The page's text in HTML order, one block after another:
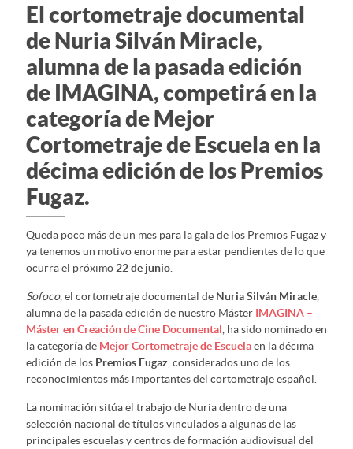
El cortometraje documental
de Nuria Silván Miracle,
alumna de la pasada edición
de IMAGINA, competirá en la
categoría de Mejor
Cortometraje de Escuela en la
décima edición de los Premios
Fugaz.
Queda poco más de un mes para la gala de los Premios Fugaz y
ya tenemos un motivo enorme para estar pendientes de lo que
ocurra el próximo 22 de junio.
Sofoco, el cortometraje documental de Nuria Silván Miracle,
alumna de la pasada edición de nuestro Máster IMAGINA –
Máster en Creación de Cine Documental , ha sido nominado en
la categoría de Mejor Cortometraje de Escuelaen la décima
edición de los Premios Fugaz , considerados uno de los
reconocimientos más importantes del cortometraje español.
La nominación sitúa el trabajo de Nuria dentro de una
selección nacional de títulos vinculados a algunas de las
principales escuelas y centros de formación audiovisual del